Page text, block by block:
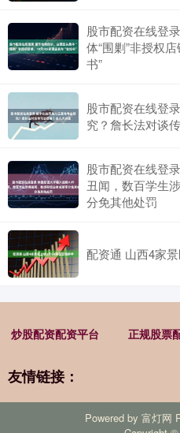
股市配资在线登
体“围剿”非授权
书”
股市配资在线登
究？詹长法对谈
股市配资在线登
丑闻，数百学生
分免其他处罚
配资通 山西4家
炒股配资配资平台 正规股票
友情链接：
Powered by 富灯网